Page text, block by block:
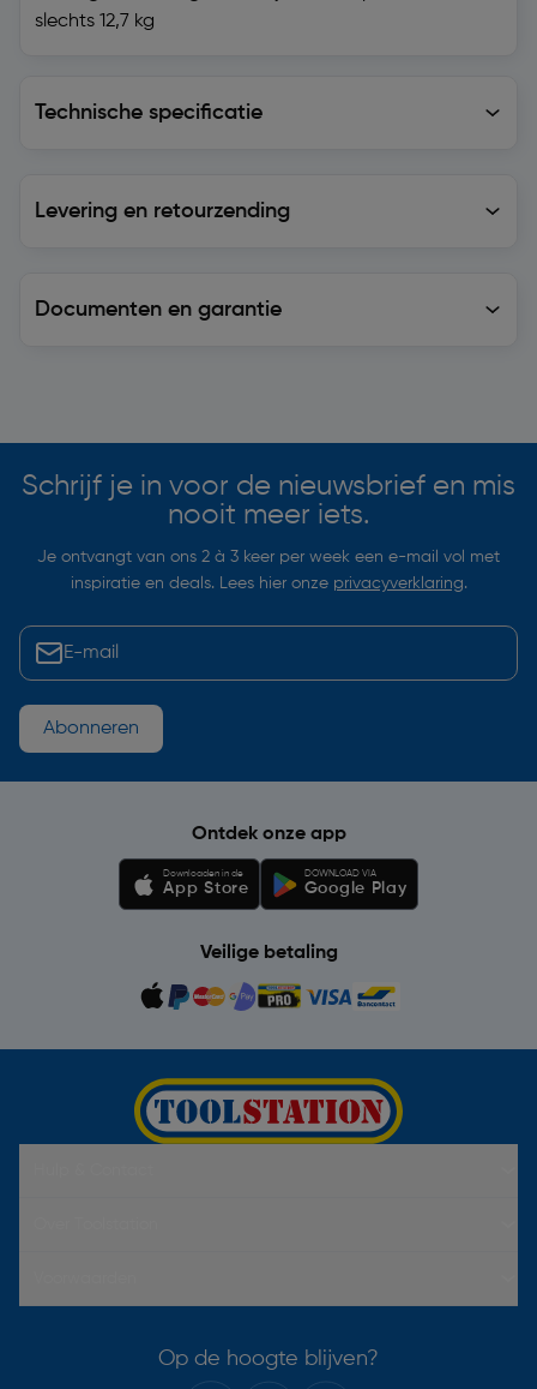
slechts 12,7 kg
Technische specificatie
Levering en retourzending
Documenten en garantie
Schrijf je in voor de nieuwsbrief en mis
nooit meer iets.
Je ontvangt van ons 2 à 3 keer per week een e-mail vol met
inspiratie en deals. Lees hier onze privacyverklaring.
Abonneren
Ontdek onze app
Downloaden in de
App Store
DOWNLOAD VIA
Google Play
Veilige betaling
Op de hoogte blijven?